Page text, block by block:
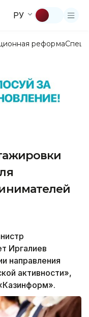
РУ
реформа
Иргалиев
направления
активности»,